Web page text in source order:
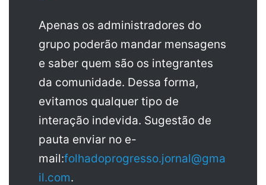
Apenas os administradores do
grupo poderão mandar mensagens
e saber quem são os integrantes
da comunidade. Dessa forma,
evitamos qualquer tipo de
interação indevida. Sugestão de
pauta enviar no e-
mail:folhadoprogresso.jornal@gma
il.com.